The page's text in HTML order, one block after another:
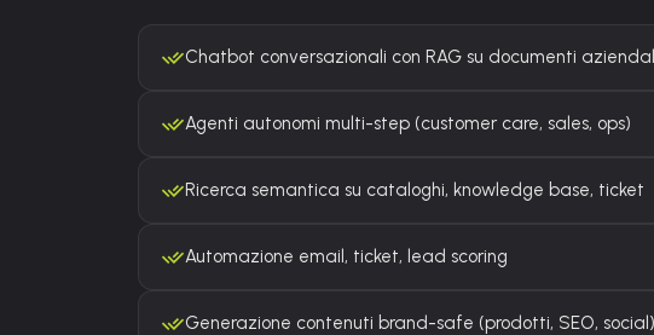
Chatbot conversazionali con RAG su documenti
Agenti autonomi multi-step (customer care, sales, ops)
Ricerca semantica su cataloghi, knowledge base, ticket
Automazione email, ticket, lead scoring
Generazione contenuti brand-safe (prodotti, SEO, social)